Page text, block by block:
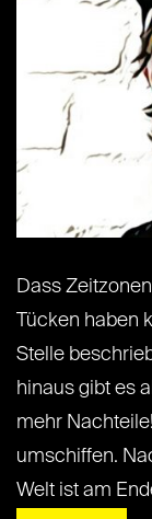
Dass
Tücken haben
Stelle
hinaus gibt es
mehr
umschiffen.
Welt ist am